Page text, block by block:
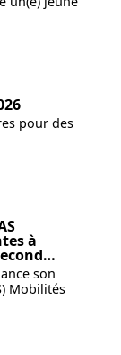
pour des
à
son
Mobilités